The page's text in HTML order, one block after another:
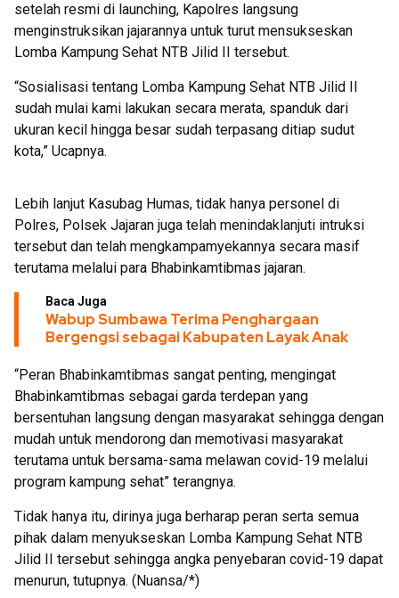
setelah resmi di launching, Kapolres langsung
menginstruksikan jajarannya untuk turut mensukseskan
Lomba Kampung Sehat NTB Jilid II tersebut.
“Sosialisasi tentang Lomba Kampung Sehat NTB Jilid II
sudah mulai kami lakukan secara merata, spanduk dari
ukuran kecil hingga besar sudah terpasang ditiap sudut
kota,” Ucapnya.
Lebih lanjut Kasubag Humas, tidak hanya personel di
Polres, Polsek Jajaran juga telah menindaklanjuti intruksi
tersebut dan telah mengkampamyekannya secara masif
terutama melalui para Bhabinkamtibmas jajaran.
Baca Juga
Wabup Sumbawa Terima Penghargaan
Bergengsi sebagai Kabupaten Layak Anak
“Peran Bhabinkamtibmas sangat penting, mengingat
Bhabinkamtibmas sebagai garda terdepan yang
bersentuhan langsung dengan masyarakat sehingga dengan
mudah untuk mendorong dan memotivasi masyarakat
terutama untuk bersama-sama melawan covid-19 melalui
program kampung sehat” terangnya.
Tidak hanya itu, dirinya juga berharap peran serta semua
pihak dalam menyukseskan Lomba Kampung Sehat NTB
Jilid II tersebut sehingga angka penyebaran covid-19 dapat
menurun, tutupnya. (Nuansa/*)